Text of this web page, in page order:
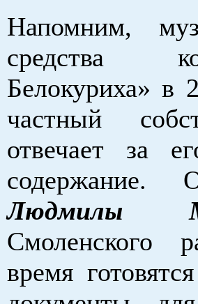
Напомним,
средства
Белокуриха» в
частный
отвечает за
содержание.
Людмилы
Смоленского
время